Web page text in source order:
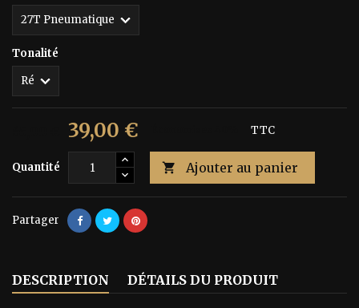
Tonalité
39,00 € TTC
Quantité  Ajouter au panier
Partager
DESCRIPTION DÉTAILS DU PRODUIT